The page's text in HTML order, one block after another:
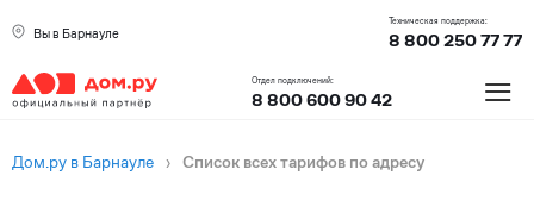
Вы в Барнауле
Техническая поддержка:
8 800 250 77 77
Отдел подключений:
8 800 600 90 42 ≡
Дом.ру в Барнауле › Список всех тарифов по адресу